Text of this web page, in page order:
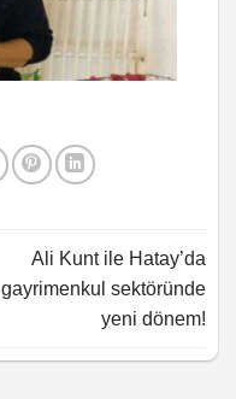
Ali Kunt ile Hatay’da
gayrimenkul sektöründe
yeni dönem!